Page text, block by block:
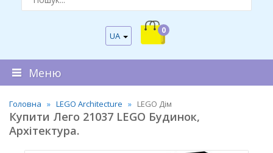
UA
0
Меню
Головна LEGO Architecture LEGO Дім
Купити Лего 21037 LEGO Будинок,
Архітектура.